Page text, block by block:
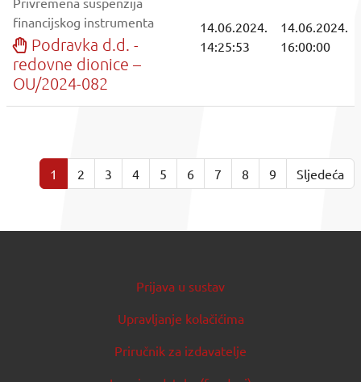
financijskog instrumenta
Podravka d.d. -
redovne dionice –
OU/2024-082
14.06.2024.
14:25:53
14.06.2024.
16:00:00
1 2 3 4 5 6 7 8 9 Sljedeća
Prijava u sustav
Upravljanje kolačićima
Priručnik za izdavatelje